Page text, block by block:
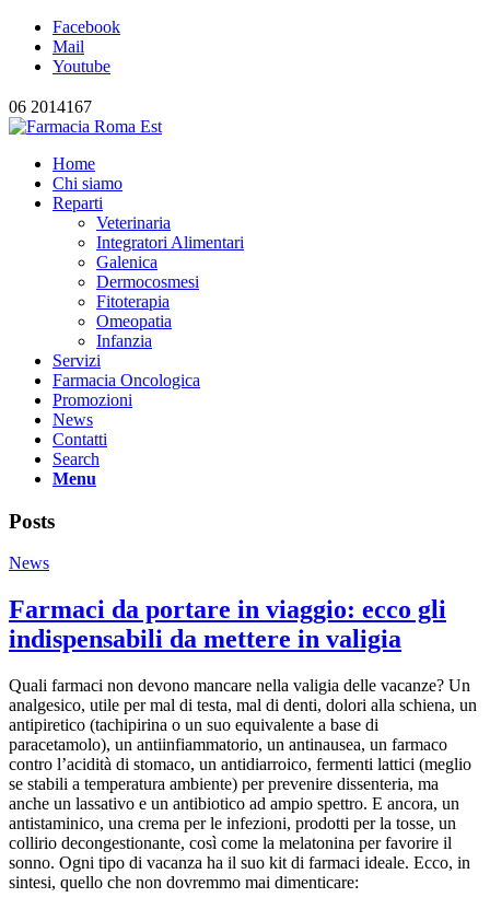
Facebook
Mail
Youtube
06 2014167
Home
Chi siamo
Reparti
Veterinaria
Integratori Alimentari
Galenica
Dermocosmesi
Fitoterapia
Omeopatia
Infanzia
Servizi
Farmacia Oncologica
Promozioni
News
Contatti
Search
Menu
Posts
News
Farmaci da portare in viaggio: ecco gli
indispensabili da mettere in valigia
Quali farmaci non devono mancare nella valigia delle vacanze? Un
analgesico, utile per mal di testa, mal di denti, dolori alla schiena, un
antipiretico (tachipirina o un suo equivalente a base di
paracetamolo), un antiinfiammatorio, un antinausea, un farmaco
contro l’acidità di stomaco, un antidiarroico, fermenti lattici (meglio
se stabili a temperatura ambiente) per prevenire dissenteria, ma
anche un lassativo e un antibiotico ad ampio spettro. E ancora, un
antistaminico, una crema per le infezioni, prodotti per la tosse, un
collirio decongestionante, così come la melatonina per favorire il
sonno. Ogni tipo di vacanza ha il suo kit di farmaci ideale. Ecco, in
sintesi, quello che non dovremmo mai dimenticare: